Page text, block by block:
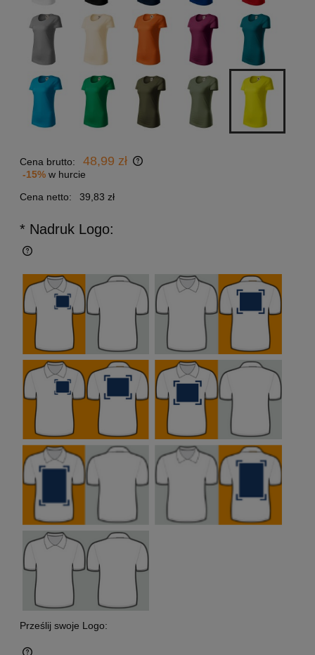
Cena brutto: 48,99 zł
-15% w hurcie
Cena netto:
39,83 zł
* Nadruk Logo:
Prześlij swoje Logo: